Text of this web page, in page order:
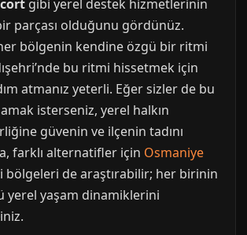
gibi yerel destek hizmetlerinin
parçası olduğunu gördünüz.
bölgenin kendine özgü bir ritmi
bu ritmi hissetmek için
atmanız yeterli. Eğer sizler de bu
isterseniz, yerel halkın
güvenin ve ilçenin tadını
farklı alternatifler için Osmaniye
bölgeleri de araştırabilir; her birinin
yerel yaşam dinamiklerini